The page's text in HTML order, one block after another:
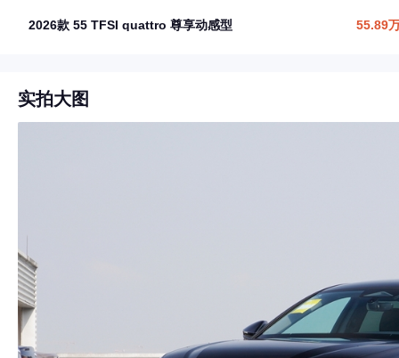
2026款 55 TFSI quattro 尊享动感型 55.89
实拍大图